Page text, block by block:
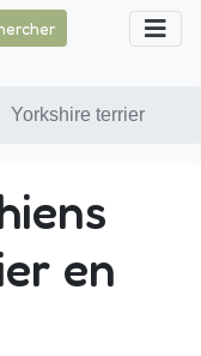
Yorkshire terrier
en